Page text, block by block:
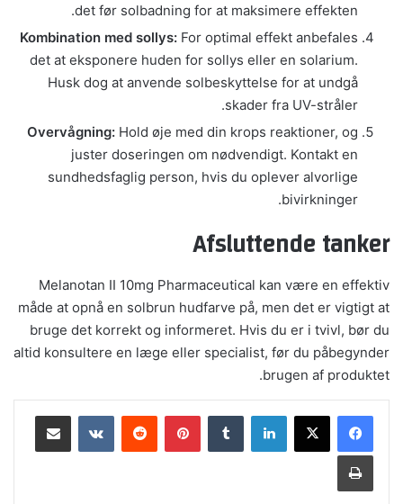
det før solbadning for at maksimere effekten.
Kombination med sollys: For optimal effekt anbefales
det at eksponere huden for sollys eller en solarium.
Husk dog at anvende solbeskyttelse for at undgå
skader fra UV-stråler.
Overvågning: Hold øje med din krops reaktioner, og
juster doseringen om nødvendigt. Kontakt en
sundhedsfaglig person, hvis du oplever alvorlige
bivirkninger.
Afsluttende tanker
Melanotan II 10mg Pharmaceutical kan være en effektiv
måde at opnå en solbrun hudfarve på, men det er vigtigt at
bruge det korrekt og informeret. Hvis du er i tvivl, bør du
altid konsultere en læge eller specialist, før du påbegynder
brugen af produktet.
لينكدإن بينتيريست